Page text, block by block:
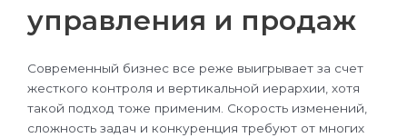
управления и продаж
Современный бизнес все реже выигрывает за счет
жесткого контроля и вертикальной иерархии, хотя
такой подход тоже применим. Скорость изменений,
сложность задач и конкуренция требуют от многих